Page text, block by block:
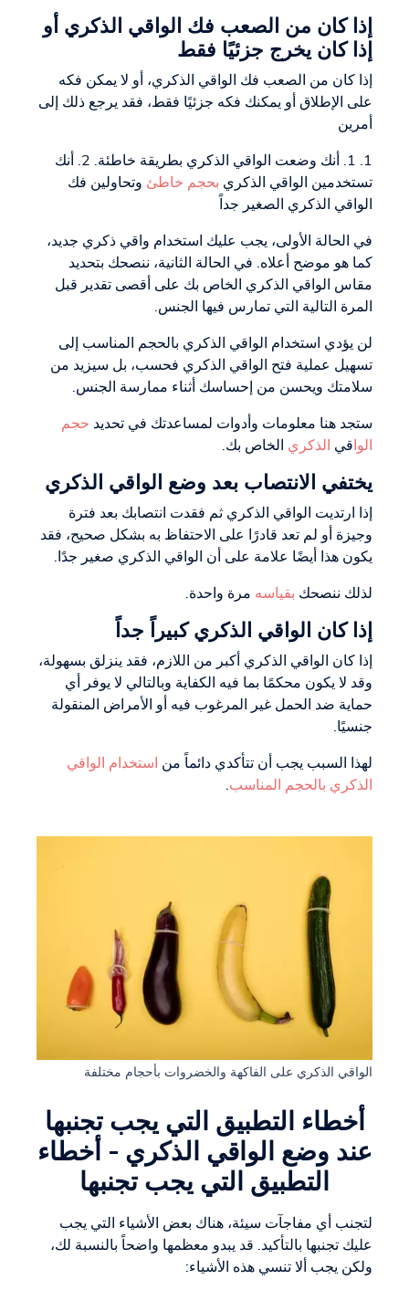
إذا كان من الصعب فك الواقي الذكري أو
إذا كان يخرج جزئيًا فقط
إذا كان من الصعب فك الواقي الذكري، أو لا يمكن فكه
على الإطلاق أو يمكنك فكه جزئيًا فقط، فقد يرجع ذلك إلى
أمرين
1. 1. أنك وضعت الواقي الذكري بطريقة خاطئة. 2. أنك
تستخدمين الواقي الذكري بحجم خاطئ وتحاولين فك
الواقي الذكري الصغير جداً
في الحالة الأولى، يجب عليك استخدام واقي ذكري جديد،
كما هو موضح أعلاه. في الحالة الثانية، ننصحك بتحديد
مقاس الواقي الذكري الخاص بك على أقصى تقدير قبل
المرة التالية التي تمارس فيها الجنس.
لن يؤدي استخدام الواقي الذكري بالحجم المناسب إلى
تسهيل عملية فتح الواقي الذكري فحسب، بل سيزيد من
سلامتك ويحسن من إحساسك أثناء ممارسة الجنس.
ستجد هنا معلومات وأدوات لمساعدتك في تحديد حجم
الواقي الذكري الخاص بك.
يختفي الانتصاب بعد وضع الواقي الذكري
إذا ارتديت الواقي الذكري ثم فقدت انتصابك بعد فترة
وجيزة أو لم تعد قادرًا على الاحتفاظ به بشكل صحيح، فقد
يكون هذا أيضًا علامة على أن الواقي الذكري صغير جدًا.
لذلك ننصحك بقياسه مرة واحدة.
إذا كان الواقي الذكري كبيراً جداً
إذا كان الواقي الذكري أكبر من اللازم، فقد ينزلق بسهولة،
وقد لا يكون محكمًا بما فيه الكفاية وبالتالي لا يوفر أي
حماية ضد الحمل غير المرغوب فيه أو الأمراض المنقولة
جنسيًا.
لهذا السبب يجب أن تتأكدي دائماً من استخدام الواقي
الذكري بالحجم المناسب.
الواقي الذكري على الفاكهة والخضروات بأحجام مختلفة
أخطاء التطبيق التي يجب تجنبها
عند وضع الواقي الذكري - أخطاء
التطبيق التي يجب تجنبها
لتجنب أي مفاجآت سيئة، هناك بعض الأشياء التي يجب
عليك تجنبها بالتأكيد. قد يبدو معظمها واضحاً بالنسبة لك،
ولكن يجب ألا تنسي هذه الأشياء: